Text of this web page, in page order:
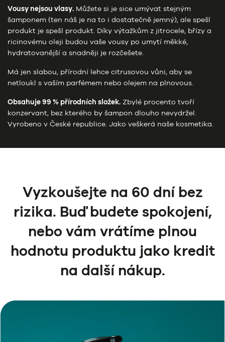
Vousy nejsou vlasy. Můžete si je sice umývat stejným
šamponem (ten náš je na to i dostatečně jemný), ale spešl
produkt je spešl produkt. Díky výtažkům z jitrocele, břízy a
ricinovému oleji budou vaše vousy po umytí měkké,
hydratovanější a snadněji je rozčešete.
Má jen slabou, přírodní lehce citrusovou vůni, aby se
netloukl s vaším parfémem nebo olejem na plnovous.
Obsahuje 99 % přírodních složek. Zbylé procento tvoří
konzervant, bez kterého by šampon dlouho nevydržel.
Vyrobeno v České republice. Jako veškerá naše kosmetika.
Vyzkoušejte na 60 dní bez
rizika. Buď budete spokojení,
nebo vám vrátíme plnou
hodnotu produktu jako kredit
na další nákup.